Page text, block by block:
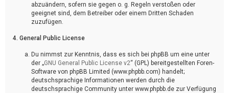
abzuändern, sofern sie gegen o. g. Regeln verstoßen oder
geeignet sind, dem Betreiber oder einem Dritten Schaden
zuzufügen.
4. General Public License
Du nimmst zur Kenntnis, dass es sich bei phpBB um eine unter
der „GNU General Public License v2“ (GPL) bereitgestellten Foren-
Software von phpBB Limited (www.phpbb.com) handelt;
deutschsprachige Informationen werden durch die
deutschsprachige Community unter www.phpbb.de zur Verfügung